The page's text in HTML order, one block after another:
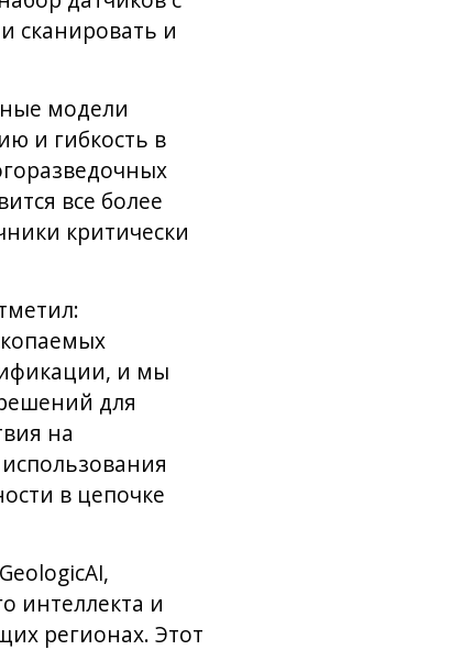
сканировать и
модели
и гибкость в
все более
критически
и мы
для
на
в цепочке
интеллекта и
регионах. Этот